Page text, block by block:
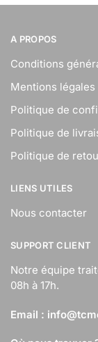
A PROPOS
Conditions
Mentions légales
Politique de
Politique de
Politique de
LIENS UTILES
Nous contacter
SUPPORT CLIENT
Notre équipe
08h à 17h.
Email :